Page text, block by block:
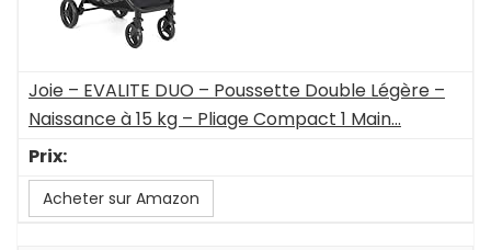
Joie – EVALITE DUO – Poussette Double Légère –
Naissance à 15 kg – Pliage Compact 1 Main...
Acheter sur Amazon